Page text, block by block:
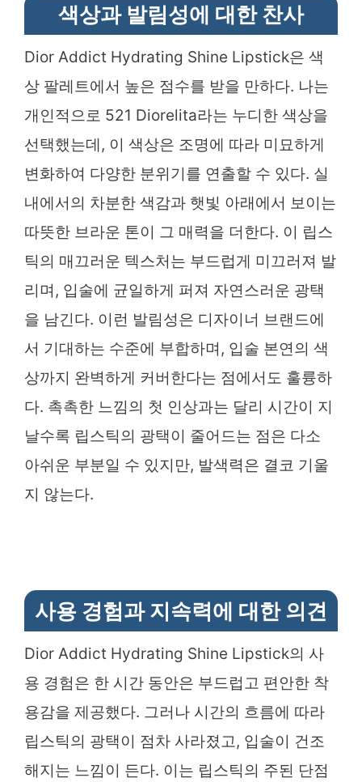
색상과 발림성에 대한 찬사
Dior Addict Hydrating Shine Lipstick은 색
상 팔레트에서 높은 점수를 받을 만하다. 나는
개인적으로 521 Diorelita라는 누디한 색상을
선택했는데, 이 색상은 조명에 따라 미묘하게
변화하여 다양한 분위기를 연출할 수 있다. 실
내에서의 차분한 색감과 햇빛 아래에서 보이는
따뜻한 브라운 톤이 그 매력을 더한다. 이 립스
틱의 매끄러운 텍스처는 부드럽게 미끄러져 발
리며, 입술에 균일하게 퍼져 자연스러운 광택
을 남긴다. 이런 발림성은 디자이너 브랜드에
서 기대하는 수준에 부합하며, 입술 본연의 색
상까지 완벽하게 커버한다는 점에서도 훌륭하
다. 촉촉한 느낌의 첫 인상과는 달리 시간이 지
날수록 립스틱의 광택이 줄어드는 점은 다소
아쉬운 부분일 수 있지만, 발색력은 결코 기울
지 않는다.
사용 경험과 지속력에 대한 의견
Dior Addict Hydrating Shine Lipstick의 사
용 경험은 한 시간 동안은 부드럽고 편안한 착
용감을 제공했다. 그러나 시간의 흐름에 따라
립스틱의 광택이 점차 사라졌고, 입술이 건조
해지는 느낌이 든다. 이는 립스틱의 주된 단점